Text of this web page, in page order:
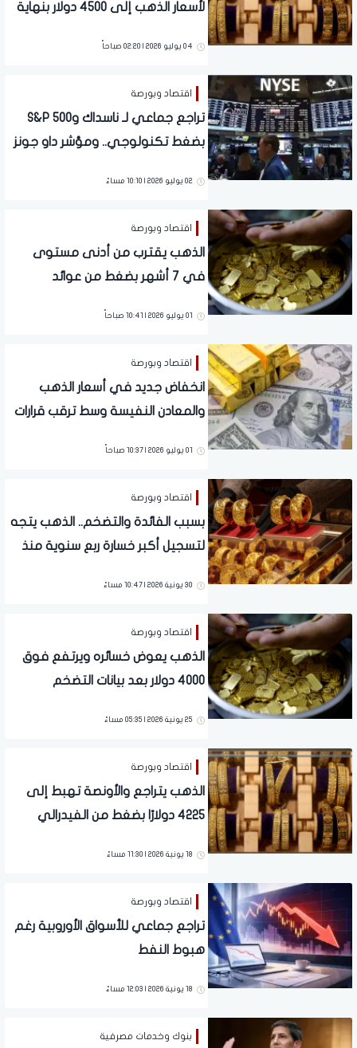
لأسعار الذهب إلى 4500 دولار بنهاية
04 يوليو 2026 | 02:20 صباحاً
اقتصاد وبورصة
تراجع جماعي لـ ناسداك وS&P 500
بضغط تكنولوجي.. ومؤشر داو جونز
02 يوليو 2026 | 10:10 مساءً
اقتصاد وبورصة
الذهب يقترب من أدنى مستوى
في 7 أشهر بضغط من عوائد
01 يوليو 2026 | 10:41 صباحاً
اقتصاد وبورصة
انخفاض جديد في أسعار الذهب
والمعادن النفيسة وسط ترقب قرارات
01 يوليو 2026 | 10:37 صباحاً
اقتصاد وبورصة
بسبب الفائدة والتضخم.. الذهب يتجه
لتسجيل أكبر خسارة ربع سنوية منذ
30 يونية 2026 | 10:47 مساءً
اقتصاد وبورصة
الذهب يعوض خسائره ويرتفع فوق
4000 دولار بعد بيانات التضخم
25 يونية 2026 | 05:35 مساءً
اقتصاد وبورصة
الذهب يتراجع والأونصة تهبط إلى
4225 دولارًا بضغط من الفيدرالي
18 يونية 2026 | 11:30 مساءً
اقتصاد وبورصة
تراجع جماعي للأسواق الأوروبية رغم
هبوط النفط
18 يونية 2026 | 12:03 مساءً
بنوك وخدمات مصرفية